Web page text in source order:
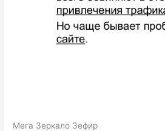
Мега Зеркало Зефир